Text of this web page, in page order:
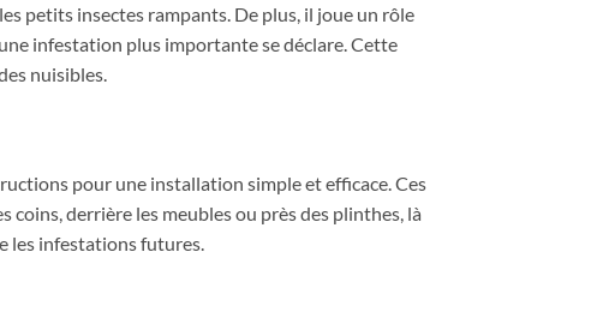
petits insectes rampants. De plus, il joue un rôle
infestation plus importante se déclare. Cette
nuisibles.
pour une installation simple et efficace. Ces
coins, derrière les meubles ou près des plinthes, là
les infestations futures.